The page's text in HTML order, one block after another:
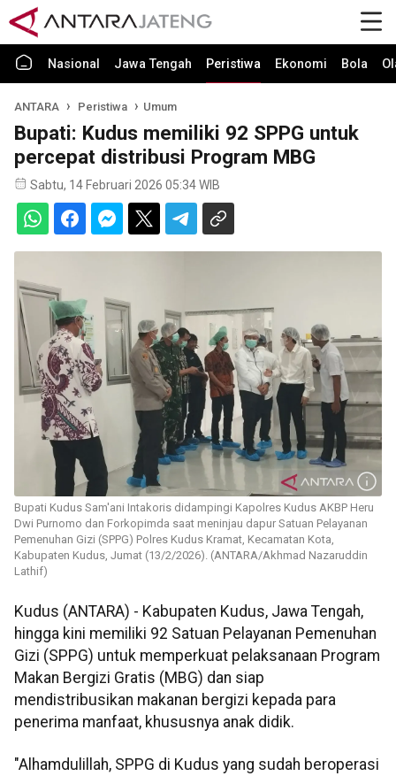
Nasional Jawa Tengah Peristiwa Ekonomi Bola
ANTARA Peristiwa Umum
Bupati: Kudus memiliki 92 SPPG untuk
percepat distribusi Program MBG
Sabtu, 14 Februari 2026 05:34 WIB
Bupati Kudus Sam'ani Intakoris didampingi Kapolres Kudus AKBP Heru
Dwi Purnomo dan Forkopimda saat meninjau dapur Satuan Pelayanan
Pemenuhan Gizi (SPPG) Polres Kudus Kramat, Kecamatan Kota,
Kabupaten Kudus, Jumat (13/2/2026). (ANTARA/Akhmad Nazaruddin
Lathif)
Kudus (ANTARA) - Kabupaten Kudus, Jawa Tengah,
hingga kini memiliki 92 Satuan Pelayanan Pemenuhan
Gizi (SPPG) untuk memperkuat pelaksanaan Program
Makan Bergizi Gratis (MBG) dan siap
mendistribusikan makanan bergizi kepada para
penerima manfaat, khususnya anak didik.
"Alhamdulillah, SPPG di Kudus yang sudah beroperasi